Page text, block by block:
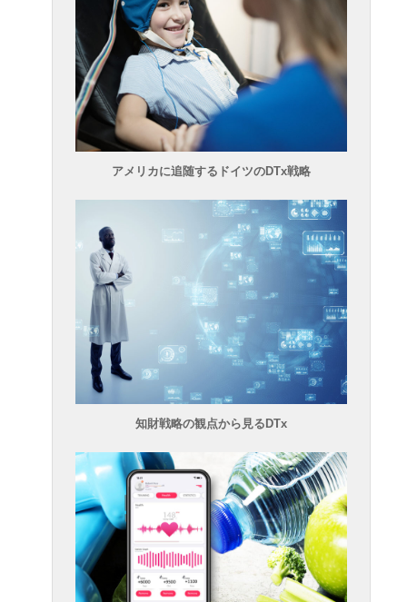
アメリカに追随するドイツのDTx戦略
知財戦略の観点から見るDTx